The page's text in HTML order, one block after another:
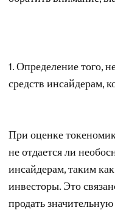
1. Определение того,
средств инсайдерам,
При оценке
не отдается ли
инсайдерам, таким
инвесторы. Это
продать